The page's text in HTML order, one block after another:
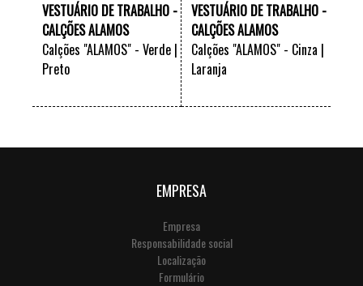
VESTUÁRIO DE TRABALHO -
CALÇÕES ALAMOS
Calções "ALAMOS" - Verde |
Preto
VESTUÁRIO DE TRABALHO -
CALÇÕES ALAMOS
Calções "ALAMOS" - Cinza |
Laranja
EMPRESA
Empresa
Responsabilidade social
Localização
Formulário